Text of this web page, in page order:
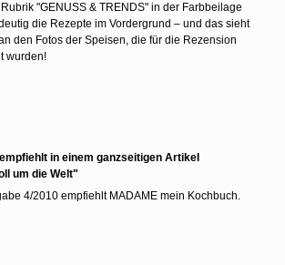
"GENUSS & TRENDS" in der Farbbeilage
die Rezepte im Vordergrund – und das sieht
den Fotos der Speisen, die für die Rezension
wurden!
in einem ganzseitigen Artikel
um die Welt"
4/2010 empfiehlt MADAME mein Kochbuch.